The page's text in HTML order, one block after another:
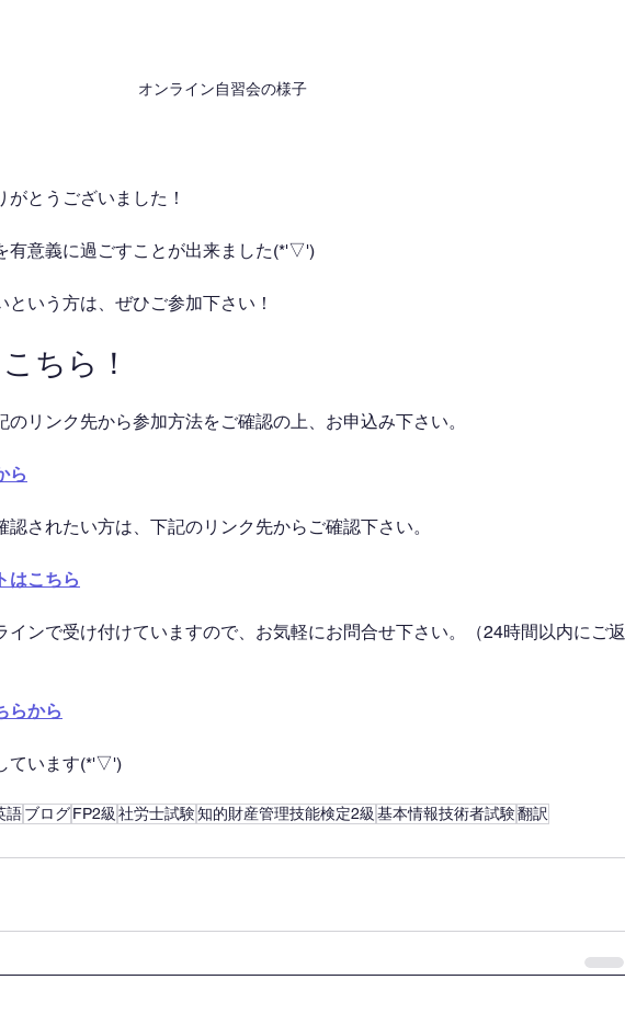
オンライン自習会の様子
とうございました！
有意義に過ごすことが出来ました(*'▽')
いう方は、ぜひご参加下さい！
ちら！
リンク先から参加方法をご確認の上、お申込み下さい。
ら
されたい方は、下記のリンク先からご確認下さい。
はこちら
インで受け付けていますので、お気軽にお問合せ下さい。（24時間以内にご返
らから
ています(*'▽')
語ブログFP2級 社労士試験知的財産管理技能検定2級 基本情報技術者試験翻訳